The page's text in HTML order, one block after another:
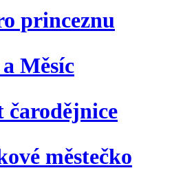
princeznu
Měsíc
čarodějnice
městečko